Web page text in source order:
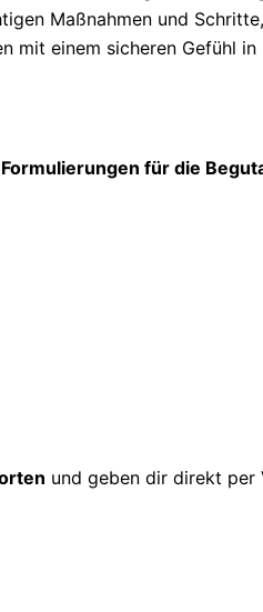
Maßnahmen und
einem sicheren Gefühl in
für die
und geben dir direkt per